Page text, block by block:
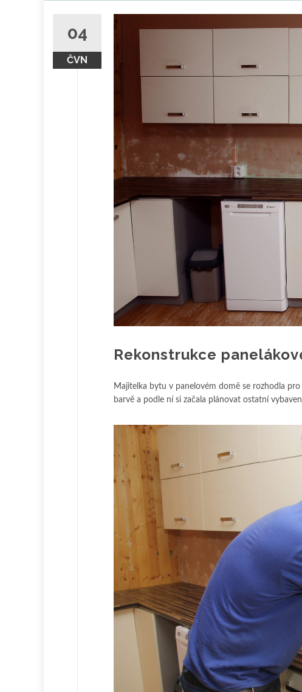
04
ČVN
Rekonstrukce
Majitelka bytu v panelovém domě se rozhodla
barvě a podle ní si začala plánovat ostatní